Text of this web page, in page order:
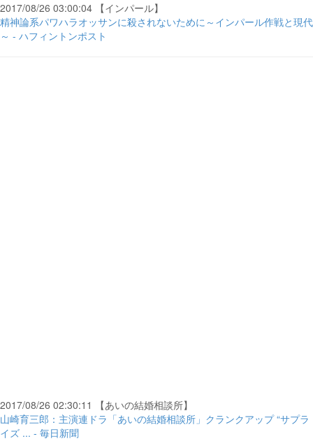
2017/08/26 03:00:04 【インパール】
精神論系パワハラオッサンに殺されないために～インパール作戦と現代
～ - ハフィントンポスト
2017/08/26 02:30:11 【あいの結婚相談所】
山崎育三郎：主演連ドラ「あいの結婚相談所」クランクアップ “サプラ
イズ ... - 毎日新聞